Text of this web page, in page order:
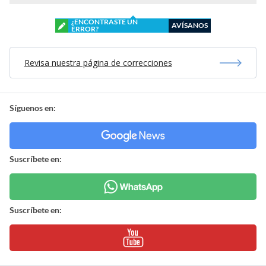
¿ENCONTRASTE UN
ERROR?
AVÍSANOS
Revisa nuestra página de correcciones
Síguenos en:
Suscríbete en:
Suscríbete en: